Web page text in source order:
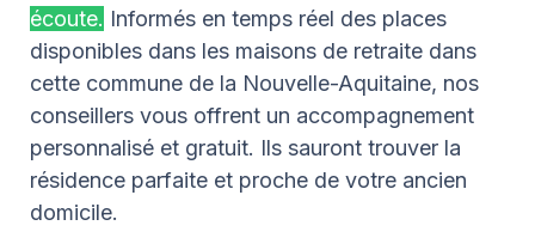
écoute. Informés en temps réel des places
disponibles dans les maisons de retraite dans
cette commune de la Nouvelle-Aquitaine, nos
conseillers vous offrent un accompagnement
personnalisé et gratuit. Ils sauront trouver la
résidence parfaite et proche de votre ancien
domicile.